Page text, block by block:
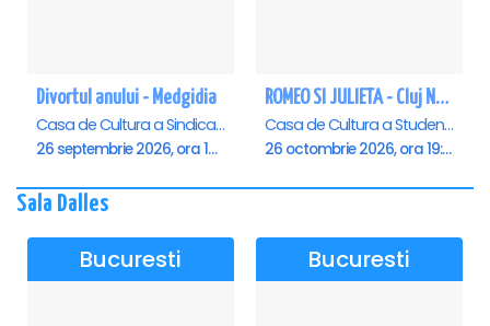
Divortul anului - Medgidia
Casa de Cultura a Sindicatelor Lucian Grigorescu, Medgidia
26 septembrie 2026, ora 19:00
ROMEO SI JULIETA - Cluj Napoca
Casa de Cultura a Studentilor Dumitru Farcas, Cluj-Napoca
26 octombrie 2026, ora 19:00
Sala Dalles
Bucuresti Bucuresti